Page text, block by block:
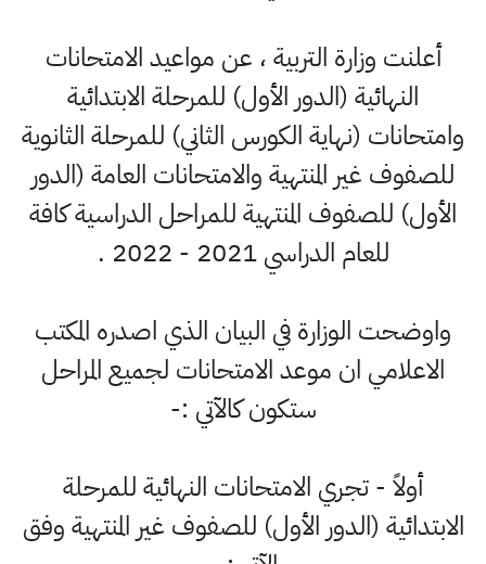
أعلنت وزارة التربية ، عن مواعيد الامتحانات
النهائية (الدور الأول) للمرحلة الابتدائية
وامتحانات (نهاية الكورس الثاني) للمرحلة الثانوية
للصفوف غير المنتهية والامتحانات العامة (الدور
الأول) للصفوف المنتهية للمراحل الدراسية كافة
للعام الدراسي 2021 - 2022 .
واوضحت الوزارة في البيان الذي اصدره المكتب
الاعلامي ان موعد الامتحانات لجميع المراحل
ستكون كالآتي :-
أولاً - تجري الامتحانات النهائية للمرحلة
الابتدائية (الدور الأول) للصفوف غير المنتهية وفق